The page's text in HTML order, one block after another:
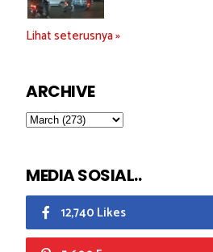
Lihat seterusnya »
ARCHIVE
MEDIA SOSIAL..
12,740 Likes